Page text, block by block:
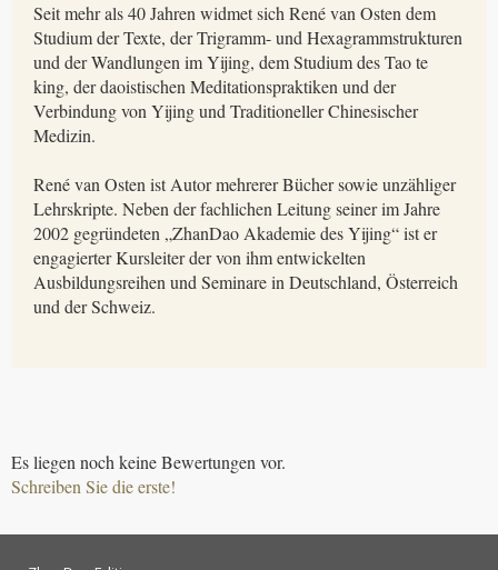
Seit mehr als 40 Jahren widmet sich René van Osten dem
Studium der Texte, der Trigramm- und Hexagrammstrukturen
und der Wandlungen im Yijing, dem Studium des Tao te
king, der daoistischen Meditationspraktiken und der
Verbindung von Yijing und Traditioneller Chinesischer
Medizin.
René van Osten ist Autor mehrerer Bücher sowie unzähliger
Lehrskripte. Neben der fachlichen Leitung seiner im Jahre
2002 gegründeten „ZhanDao Akademie des Yijing“ ist er
engagierter Kursleiter der von ihm entwickelten
Ausbildungsreihen und Seminare in Deutschland, Österreich
und der Schweiz.
Es liegen noch keine Bewertungen vor.
Schreiben Sie die erste!